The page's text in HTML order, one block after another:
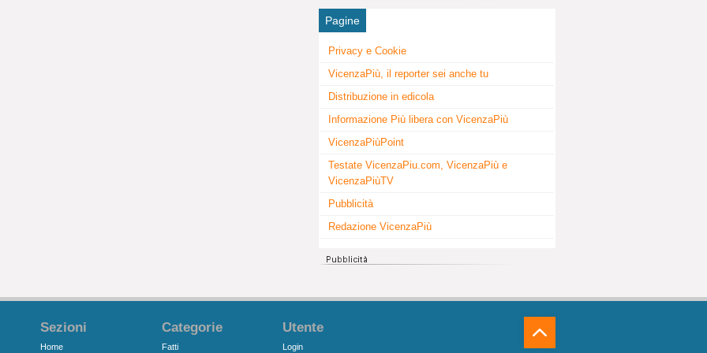
Pagine
Privacy e Cookie
VicenzaPiù, il reporter sei anche tu
Distribuzione in edicola
Informazione Più libera con VicenzaPiù
VicenzaPiùPoint
Testate VicenzaPiu.com, VicenzaPiù e
VicenzaPiùTV
Pubblicità
Redazione VicenzaPiù
Sezioni
Home
Categorie
Fatti
Utente
Login